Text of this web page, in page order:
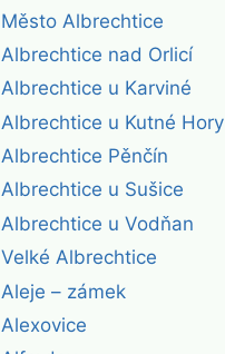
Město Albrechtice
Albrechtice nad Orlicí
Albrechtice u Karviné
Albrechtice u Kutné Hory
Albrechtice Pěnčín
Albrechtice u Sušice
Albrechtice u Vodňan
Velké Albrechtice
Aleje – zámek
Alexovice